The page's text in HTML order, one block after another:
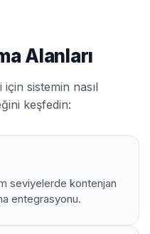
Alanları
sistemin nasıl
keşfedin:
seviyelerde kontenjan
entegrasyonu.